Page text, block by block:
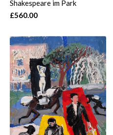
Shakespeare im Park
£560.00